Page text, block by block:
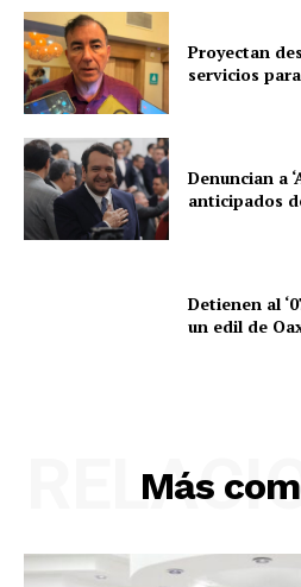
Proyectan
servicios
Denuncian a
anticipados
Detienen al
un edil de
Más